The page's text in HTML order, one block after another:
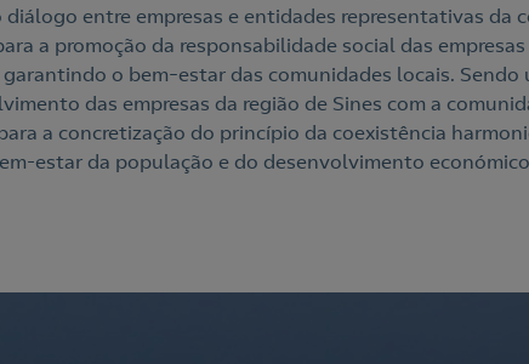
entre empresas e entidades representativas da
a promoção da responsabilidade social das
o bem–estar das comunidades locais. Sendo
das empresas da região de Sines com a
a concretização do princípio da coexistência
estar da população e do desenvolvimento